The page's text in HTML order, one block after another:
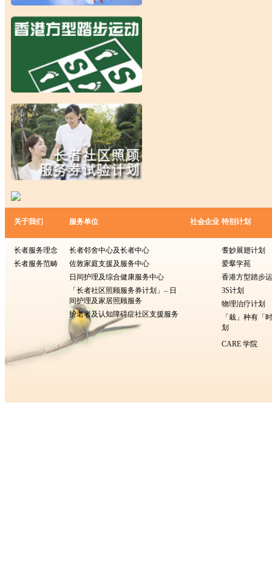
关于我们
长者服务理念
长者服务范畴
服务单位
长者邻舍中心及长者中心
佐敦家庭支援及服务中心
日间护理及综合健康服务中心
「长者社区照顾服务券计划」– 日
间护理及家居照顾服务
护老者及认知障碍症社区支援服务
社会企业 特别计划
耆妙展翅计划
爱羣学苑
香港方型​​踏步
3S计划
物理治疗计划
「栽」种有
划
CARE 学院